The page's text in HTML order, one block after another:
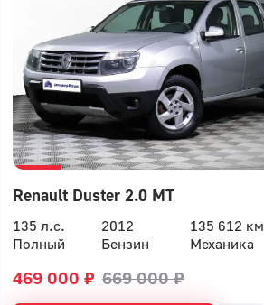
Renault Duster 2.0 MT
135 л.с. 2012
135 612 км
Полный
Бензин Механика
469 000 ₽ 669 000 ₽